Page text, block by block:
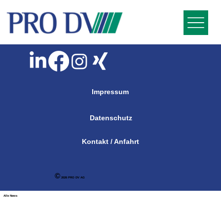
Alle News
Impressum
Datenschutz
Kontakt / Anfahrt
© 2026 PRO DV AG